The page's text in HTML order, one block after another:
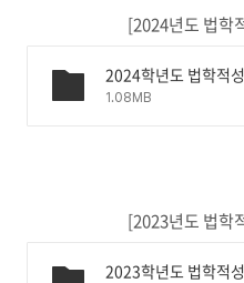
[2024년도 법학
2024학년도 법학적
1.08MB
[2023년도 법학
2023학년도 법학적